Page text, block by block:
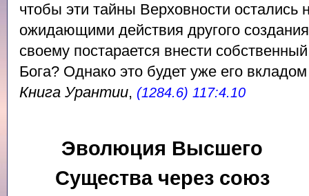
чтобы эти тайны Верховности
ожидающими действия другого
своему постарается внести
Бога? Однако это будет уже его
Книга Урантии, (1284.6) 117:4.10
Эволюция Высшего
Существа через союз